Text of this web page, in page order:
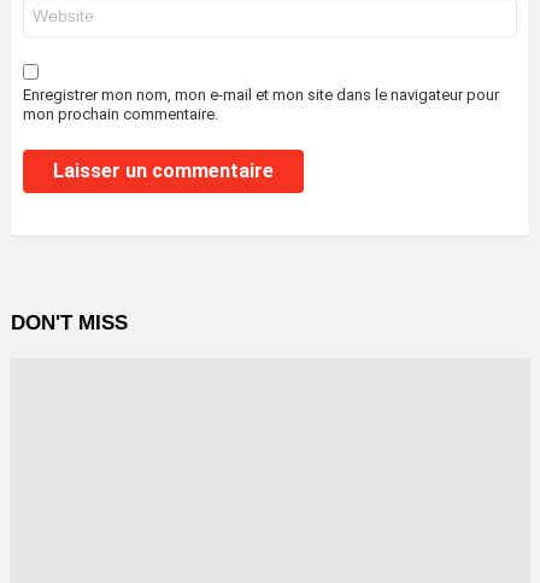
web
Enregistrer mon nom, mon e-mail et mon site dans le navigateur pour
mon prochain commentaire.
DON'T MISS